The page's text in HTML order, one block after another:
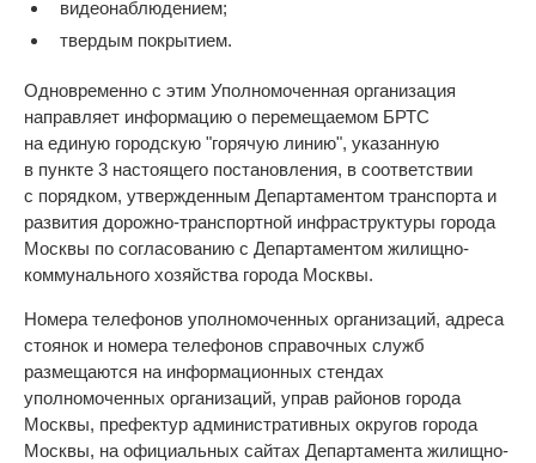
видеонаблюдением;
твердым покрытием.
Одновременно с этим Уполномоченная организация
направляет информацию о перемещаемом БРТС
на единую городскую "горячую линию", указанную
в пункте 3 настоящего постановления, в соответствии
с порядком, утвержденным Департаментом транспорта и
развития дорожно-транспортной инфраструктуры города
Москвы по согласованию с Департаментом жилищно-
коммунального хозяйства города Москвы.
Номера телефонов уполномоченных организаций, адреса
стоянок и номера телефонов справочных служб
размещаются на информационных стендах
уполномоченных организаций, управ районов города
Москвы, префектур административных округов города
Москвы, на официальных сайтах Департамента жилищно-